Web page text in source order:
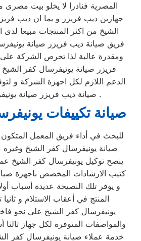
المصرية فنادرا لا يخلو بيت مصرى
جهازين ديب فريزر و بما ان ديب
الشيخ من اكثر المنتجات مبيعا
فريق صيانة ديب فريزر صيانة
ومقدرة عالية لذا تحرص الشركة
فريزر صيانة يونيفرسال كفر
الدعم اللازم لكل اجهزة الشركة و
صيانة ديب فريزر صيانة يونيفرسال كفر الشيخ .
صيانة تكييفات
للبحث في أداء فريق المعمل
صيانة يونيفرسال كفر الشيخ وغيره
ينصح توكيل يونيفرسال كفر الشيخ
كتيب الارشادات المخصص باجهزة
و يوفر تلك النصيحة عديدة أسباب
المنتج في أعقاب الاستلام و
يونيفرسال كفر الشيخ على نحو
والمواصفات المتوفرة لكل جهاز
خدمة عملاء صيانة يونيفرسال كفر